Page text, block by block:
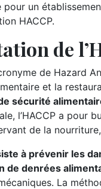
un
HACCP.
de
de Hazard
et la
sécurité
l’HACCP a pour
de la
à prévenir les
de denrées
La